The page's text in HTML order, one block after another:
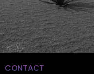
CONTACT